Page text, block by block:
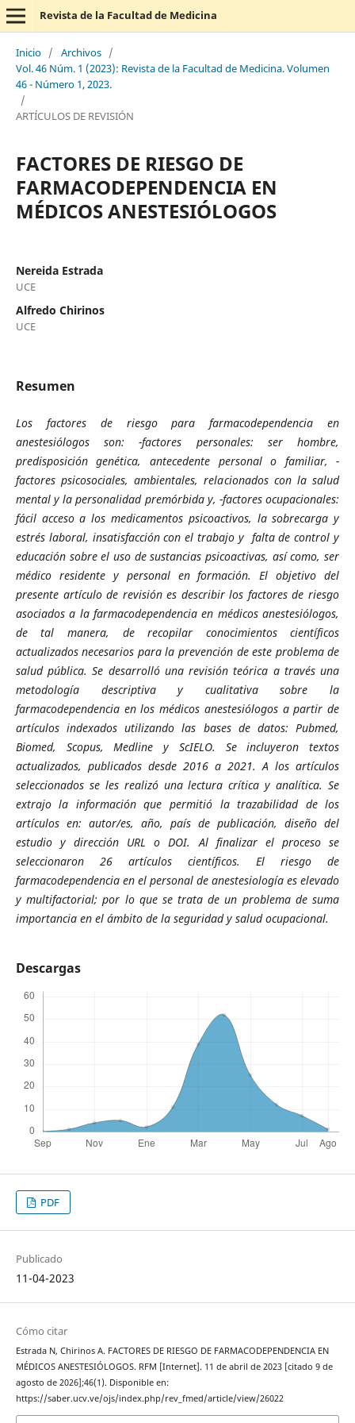
Revista de la Facultad de Medicina
Inicio / Archivos /
Vol. 46 Núm. 1 (2023): Revista de la Facultad de Medicina. Volumen
46 - Número 1, 2023.
/
ARTÍCULOS DE REVISIÓN
FACTORES DE RIESGO DE
FARMACODEPENDENCIA EN
MÉDICOS ANESTESIÓLOGOS
Nereida Estrada
UCE
Alfredo Chirinos
UCE
Resumen
Los factores de riesgo para farmacodependencia en
anestesiólogos son: -factores personales: ser hombre,
predisposición genética, antecedente personal o familiar, -
factores psicosociales, ambientales, relacionados con la salud
mental y la personalidad premórbida y, -factores ocupacionales:
fácil acceso a los medicamentos psicoactivos, la sobrecarga y
estrés laboral, insatisfacción con el trabajo y falta de control y
educación sobre el uso de sustancias psicoactivas, así como, ser
médico residente y personal en formación. El objetivo del
presente artículo de revisión es describir los factores de riesgo
asociados a la farmacodependencia en médicos anestesiólogos,
de tal manera, de recopilar conocimientos científicos
actualizados necesarios para la prevención de este problema de
salud pública. Se desarrolló una revisión teórica a través una
metodología descriptiva y cualitativa sobre la
farmacodependencia en los médicos anestesiólogos a partir de
artículos indexados utilizando las bases de datos: Pubmed,
Biomed, Scopus, Medline y ScIELO. Se incluyeron textos
actualizados, publicados desde 2016 a 2021. A los artículos
seleccionados se les realizó una lectura crítica y analítica. Se
extrajo la información que permitió la trazabilidad de los
artículos en: autor/es, año, país de publicación, diseño del
estudio y dirección URL o DOI. Al finalizar el proceso se
seleccionaron 26 artículos científicos. El riesgo de
farmacodependencia en el personal de anestesiología es elevado
y multifactorial; por lo que se trata de un problema de suma
importancia en el ámbito de la seguridad y salud ocupacional.
Descargas
PDF
Publicado
11-04-2023
Cómo citar
Estrada N, Chirinos A. FACTORES DE RIESGO DE FARMACODEPENDENCIA EN
MÉDICOS ANESTESIÓLOGOS. RFM [Internet]. 11 de abril de 2023 [citado 9 de
agosto de 2026];46(1). Disponible en:
https://saber.ucv.ve/ojs/index.php/rev_fmed/article/view/26022